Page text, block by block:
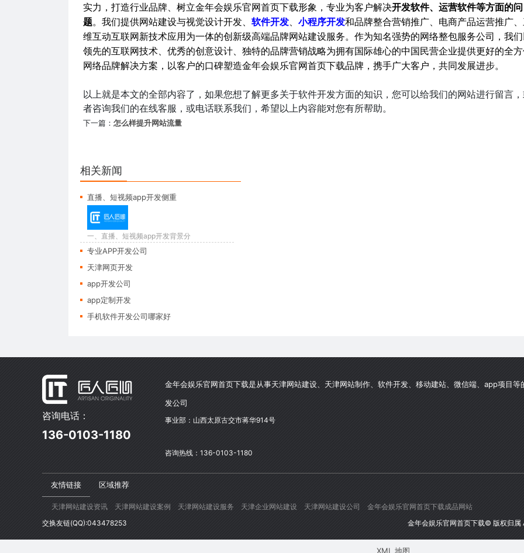
实力，打造行业品牌、树立金年会娱乐官网首页下载形象，专业为客户解决开发软件、运营软件等方面的问
题。我们提供网站建设与视觉设计开发、 软件开发、 小程序开发和品牌整合营销推广、电商产品运营推广
维互动互联网新技术应用为一体的创新级高端品牌网站建设服务。作为知名强势的网络整包服务公司，我
领先的互联网技术、优秀的创意设计、独特的品牌营销战略为拥有国际雄心的中国民营企业提供更好的全
网络品牌解决方案，以客户的口碑塑造金年会娱乐官网首页下载品牌，携手广大客户，共同发展进步。
以上就是本文的全部内容了，如果您想了解更多关于软件开发方面的知识，您可以给我们的网站进行留言
者咨询我们的在线客服，或电话联系我们，希望以上内容能对您有所帮助。
下一篇： 怎么样提升网站流量
相关新闻
直播、短视频app开发侧重
一、直播、短视频app开发背景分
析： 以前人们...
专业APP开发公司
天津网页开发
app开发公司
app定制开发
手机软件开发公司哪家好
咨询电话：
136-0103-1180
金年会娱乐官网首页下载是从事天津网站建设、天津网站制作、软件开发、移动建站、微信端、app项目等
发公司
事业部：山西太原古交市蒋华914号
咨询热线：136-0103-1180
友情链接 区域推荐
天津网站建设资讯 天津网站建设案例 天津网站建设服务 天津企业网站建设 天津网站建设公司
金年会娱乐官网首页下载成品网站
交换友链(QQ):043478253
金年会娱乐官网首页下载© 版权归属
XML 地图